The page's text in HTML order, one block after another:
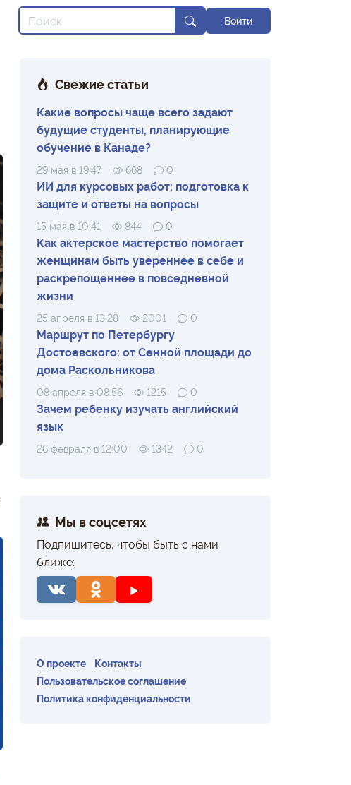
Войти
Свежие статьи
Какие вопросы чаще всего задают
будущие студенты, планирующие
обучение в Канаде?
29 мая в 19:47 668 0
ИИ для курсовых работ: подготовка к
защите и ответы на вопросы
15 мая в 10:41 844 0
Как актерское мастерство помогает
женщинам быть увереннее в себе и
раскрепощеннее в повседневной
жизни
25 апреля в 13:28 2001 0
Маршрут по Петербургу
Достоевского: от Сенной площади до
дома Раскольникова
08 апреля в 08:56 1215 0
Зачем ребенку изучать английский
язык
26 февраля в 12:00 1342 0
Мы в соцсетях
Подпишитесь, чтобы быть с нами
ближе:
О проекте
Контакты
Пользовательское соглашение
Политика конфиденциальности